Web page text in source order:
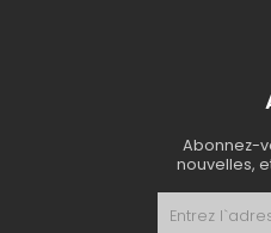
Abonnez-
nouvelles,